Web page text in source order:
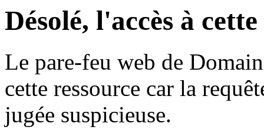
Désolé, l'accès à
Le pare-feu web de
cette ressource car la
jugée suspicieuse.